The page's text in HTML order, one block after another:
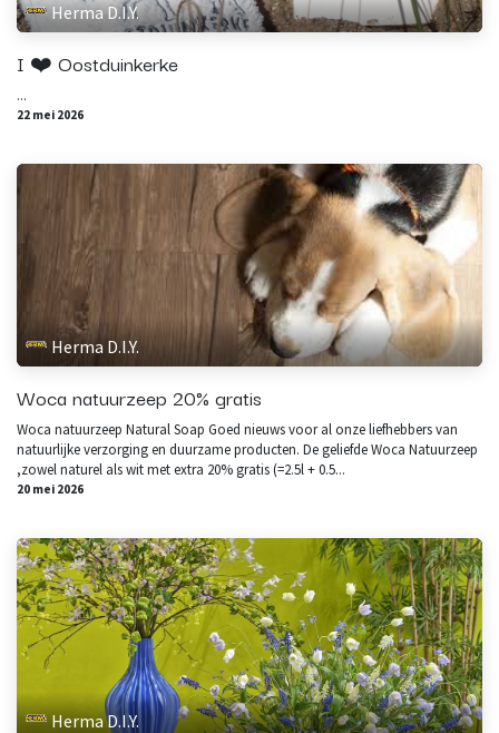
Herma D.I.Y.
I ❤️ Oostduinkerke
...
22 mei 2026
Herma D.I.Y.
Woca natuurzeep 20% gratis
Woca natuurzeep Natural Soap Goed nieuws voor al onze liefhebbers van
natuurlijke verzorging en duurzame producten. De geliefde Woca Natuurzeep
,zowel naturel als wit met extra 20% gratis (=2.5l + 0.5...
20 mei 2026
Herma D.I.Y.